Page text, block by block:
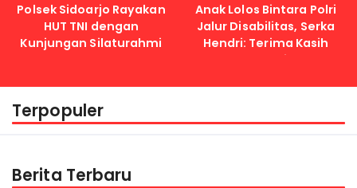
Polsek Sidoarjo Rayakan
HUT TNI dengan
Kunjungan Silaturahmi
Anak Lolos Bintara Polri
Jalur Disabilitas, Serka
Hendri: Terima Kasih
Kapolri
Terpopuler
Berita Terbaru